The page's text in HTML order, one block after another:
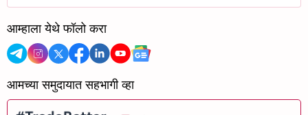
आम्हाला येथे फॉलो करा
आमच्या समुदायात सहभागी व्हा